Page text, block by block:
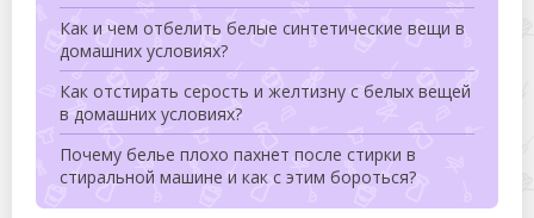
Как и чем отбелить белые синтетические вещи в
домашних условиях?
Как отстирать серость и желтизну с белых вещей
в домашних условиях?
Почему белье плохо пахнет после стирки в
стиральной машине и как с этим бороться?